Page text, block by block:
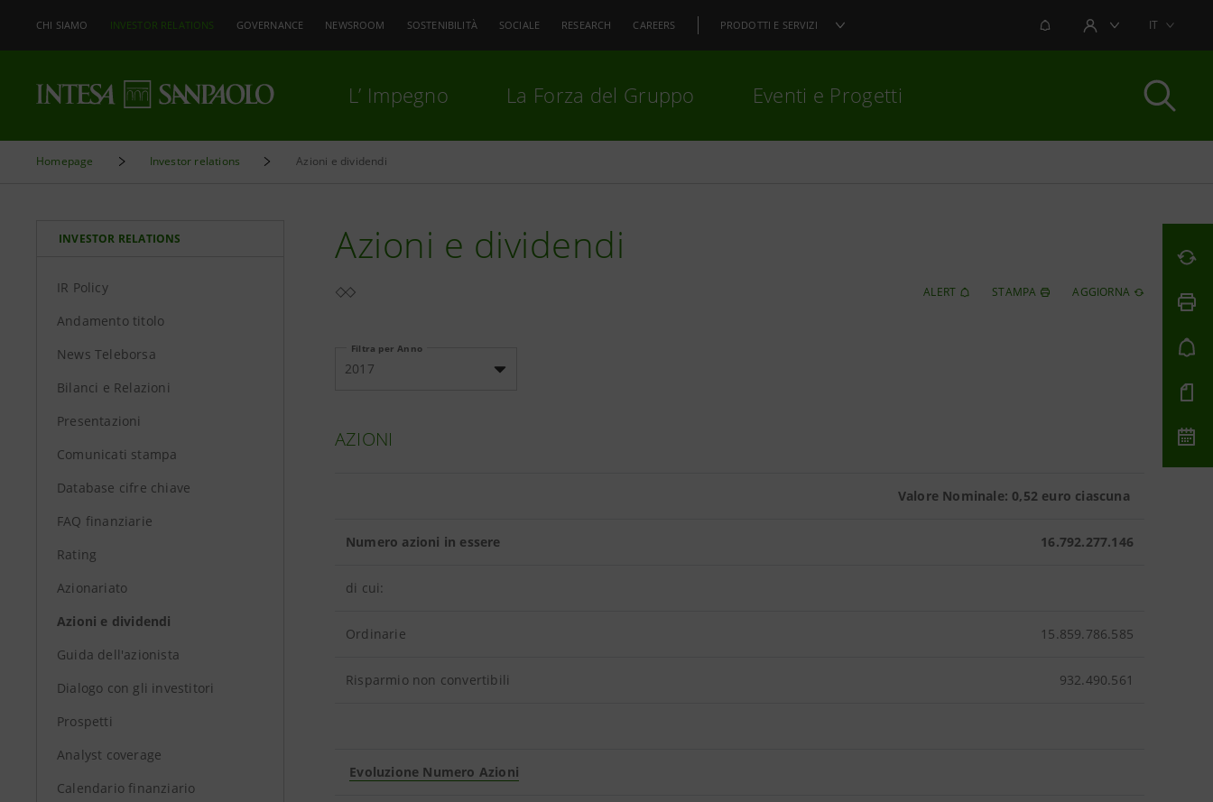
CHI SIAMO INVESTOR RELATIONS GOVERNANCE NEWSROOM SOSTENIBILITÀ SOCIALE RESEARCH CAREERS PRODOTTI E SERVIZI NOTIFICHEAREA UTENTEIT
L’ Impegno La Forza del Gruppo Eventi e Progetti
Homepage Investor relations Azioni e dividendi
INVESTOR RELATIONS
IR Policy
Andamento titolo
News Teleborsa
Bilanci e Relazioni
Presentazioni
Comunicati stampa
Database cifre chiave
FAQ finanziarie
Rating
Azionariato
Azioni e dividendi
Guida dell'azionista
Dialogo con gli investitori
Prospetti
Analyst coverage
Calendario finanziario
Azioni e dividendi
ALERT STAMPA AGGIORNA
Filtra per Anno
2017
AZIONI
Valore Nominale: 0,52 euro ciascuna
Numero azioni in essere 16.792.277.146
di cui:
Ordinarie 15.859.786.585
Risparmio non convertibili 932.490.561
Evoluzione Numero Azioni